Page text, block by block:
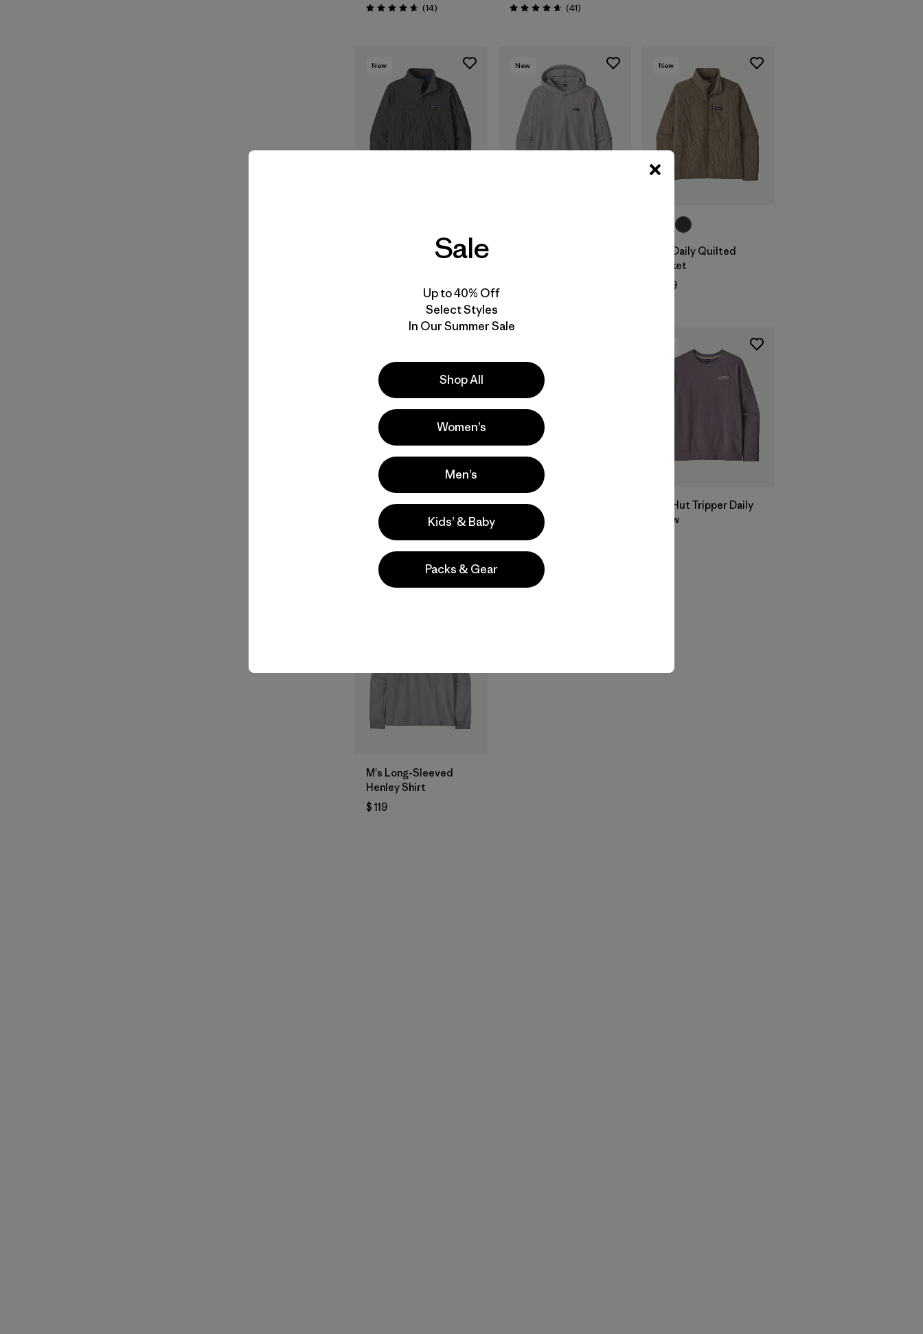
Valoración: 4.6 / 5
(14Comentarios
) Valoración: 4.6 / 5
(41Comentarios
)
New
Snap-T® Pullover
New New
M's Daily Quilted
Jacket
$ 189
M's Long-Sleeved
Midweight Hut
Tripper Skyline T-Shirt
$ 79
M's Daily Quilted
Shirt Jacket
$ 189
M's Hut Tripper Daily
Crew
M's Long-Sleeved
Henley Shirt
$ 119
Sale
Up to 40% Off
Select Styles
In Our Summer Sale
Shop All
Women’s
Men’s
Kids’ & Baby
Packs & Gear